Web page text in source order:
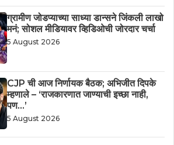
ग्रामीण जोडप्याच्या साध्या डान्सने जिंकली लाखो
मनं; सोशल मीडियावर व्हिडिओची जोरदार चर्चा
5 August 2026
CJP ची आज निर्णायक बैठक; अभिजीत दिपके
म्हणाले – ‘राजकारणात जाण्याची इच्छा नाही,
पण…’
5 August 2026